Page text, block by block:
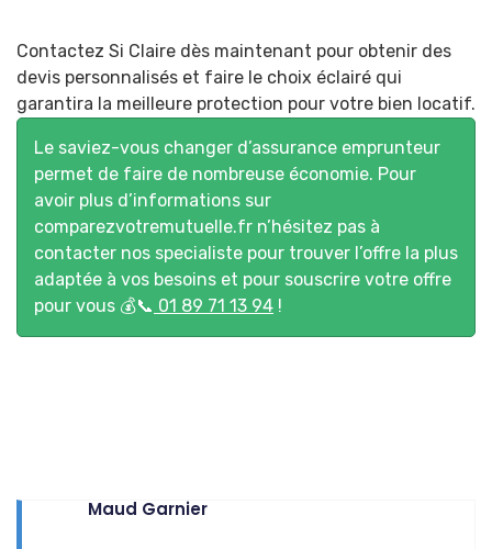
Contactez Si Claire dès maintenant pour obtenir des
devis personnalisés et faire le choix éclairé qui
garantira la meilleure protection pour votre bien locatif.
Le saviez-vous changer d’assurance emprunteur
permet de faire de nombreuse économie. Pour
avoir plus d’informations sur
comparezvotremutuelle.fr n’hésitez pas à
contacter nos specialiste pour trouver l’offre la plus
adaptée à vos besoins et pour souscrire votre offre
pour vous 💰📞 01 89 71 13 94 !
Maud Garnier